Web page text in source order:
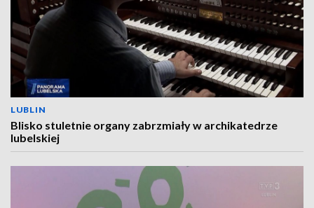
LUBLIN
Blisko stuletnie organy zabrzmiały w archikatedrze
lubelskiej